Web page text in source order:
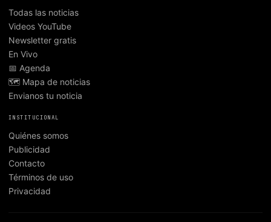
Todas las noticias
Videos YouTube
Newsletter gratis
En Vivo
📅 Agenda
🗺️ Mapa de noticias
Envianos tu noticia
INSTITUCIONAL
Quiénes somos
Publicidad
Contacto
Términos de uso
Privacidad